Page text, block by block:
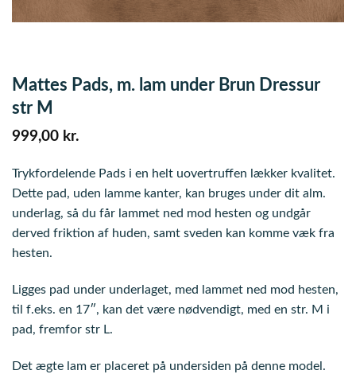
Mattes Pads, m. lam under Brun Dressur
str M
999,00 kr.
Trykfordelende Pads i en helt uovertruffen lækker kvalitet.
Dette pad, uden lamme kanter, kan bruges under dit alm.
underlag, så du får lammet ned mod hesten og undgår
derved friktion af huden, samt sveden kan komme væk fra
hesten.
Ligges pad under underlaget, med lammet ned mod hesten,
til f.eks. en 17″, kan det være nødvendigt, med en str. M i
pad, fremfor str L.
Det ægte lam er placeret på undersiden på denne model.